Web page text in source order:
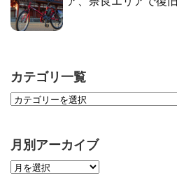
カテゴリ一覧
月別アーカイブ